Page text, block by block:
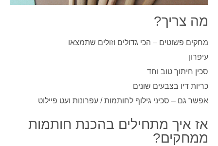
מה צריך?
מחקים פשוטים – הכי גדולים וזולים שתמצאו
עיפרון
סכין חיתוך טוב וחד
כריות דיו בצבעים שונים
אפשר גם – סכיני גילוף לחותמות / עפרונות ועט פיילוט
אז איך מתחילים בהכנת חותמות
ממחקים?